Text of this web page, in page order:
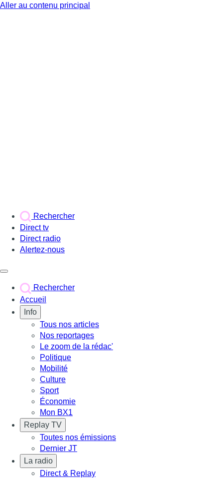
Aller au contenu principal
Rechercher
Direct tv
Direct radio
Alertez-nous
Rechercher
Accueil
Info
Tous nos articles
Nos reportages
Le zoom de la rédac'
Politique
Mobilité
Culture
Sport
Économie
Mon BX1
Replay TV
Toutes nos émissions
Dernier JT
La radio
Direct & Replay